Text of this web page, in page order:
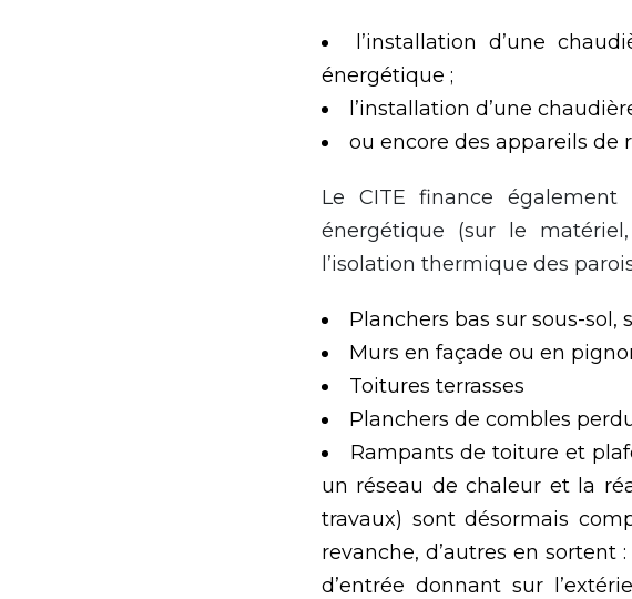
l’installation d’une
énergétique ;
l’installation d’une
ou encore des appareils
Le CITE finance également
énergétique (sur le
l’isolation thermique des
Planchers bas sur sous-
Murs en façade ou en
Toitures terrasses
Planchers de combles
Rampants de toiture et
un réseau de chaleur et la
travaux) sont désormais
revanche, d’autres en sortent
d’entrée donnant sur